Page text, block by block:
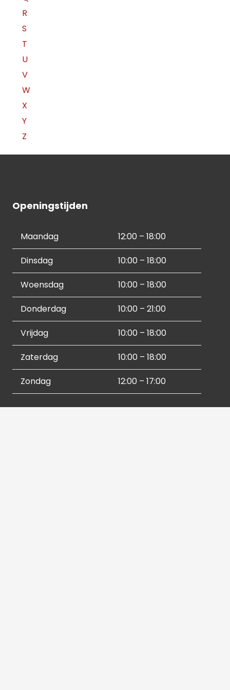
R
S
T
U
V
W
X
Y
Z
Openingstijden
Maandag 12:00 – 18:00
Dinsdag 10:00 – 18:00
Woensdag 10:00 – 18:00
Donderdag 10:00 – 21:00
Vrijdag 10:00 – 18:00
Zaterdag 10:00 – 18:00
Zondag 12:00 – 17:00
Socials